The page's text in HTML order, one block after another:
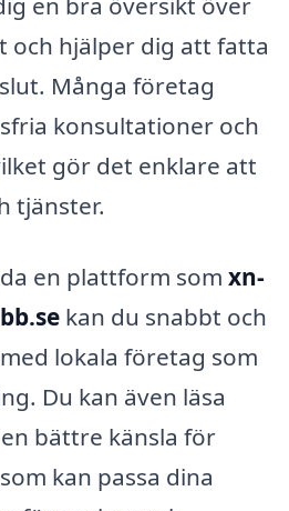
och hjälper dig att fatta
Många företag
konsultationer och
gör det enklare att
tjänster.
en plattform som xn-
kan du snabbt och
lokala företag som
Du kan även läsa
bättre känsla för
kan passa dina